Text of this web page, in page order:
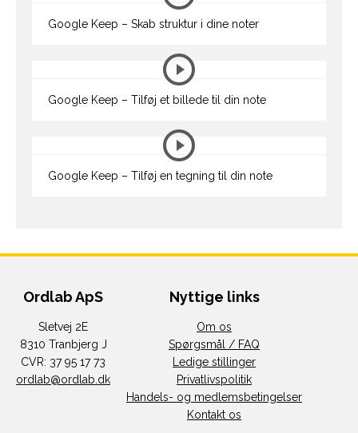
Google Keep – Skab struktur i dine noter
Google Keep – Tilføj et billede til din note
Google Keep – Tilføj en tegning til din note
Ordlab ApS
Sletvej 2E
8310 Tranbjerg J
CVR: 37 95 17 73
ordlab@ordlab.dk
Nyttige links
Om os
Spørgsmål / FAQ
Ledige stillinger
Privatlivspolitik
Handels- og medlemsbetingelser
Kontakt os